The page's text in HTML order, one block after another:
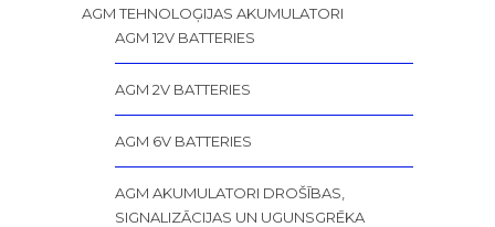
AGM TEHNOLOĢIJAS AKUMULATORI
AGM 12V BATTERIES
AGM 2V BATTERIES
AGM 6V BATTERIES
AGM AKUMULATORI DROŠĪBAS,
SIGNALIZĀCIJAS UN UGUNSGRĒKA